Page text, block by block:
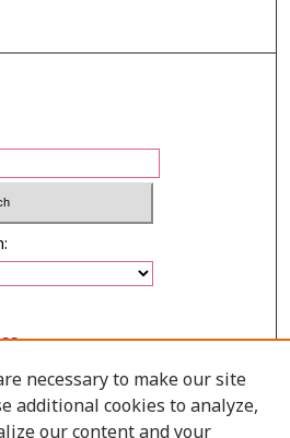
necessary to make our site
additional cookies to analyze,
our content and your